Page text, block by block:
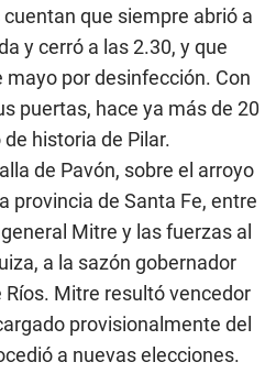
que siempre abrió a
y cerró a las 2.30, y que
mayo por desinfección. Con
puertas, hace ya más de 20
historia de Pilar.
de Pavón, sobre el arroyo
provincia de Santa Fe, entre
Mitre y las fuerzas al
a la sazón gobernador
Ríos. Mitre resultó vencedor
provisionalmente del
a nuevas elecciones.